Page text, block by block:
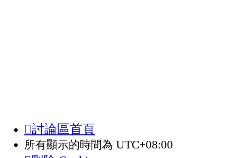
討論區首頁
所有顯示的時間為 UTC+08:00